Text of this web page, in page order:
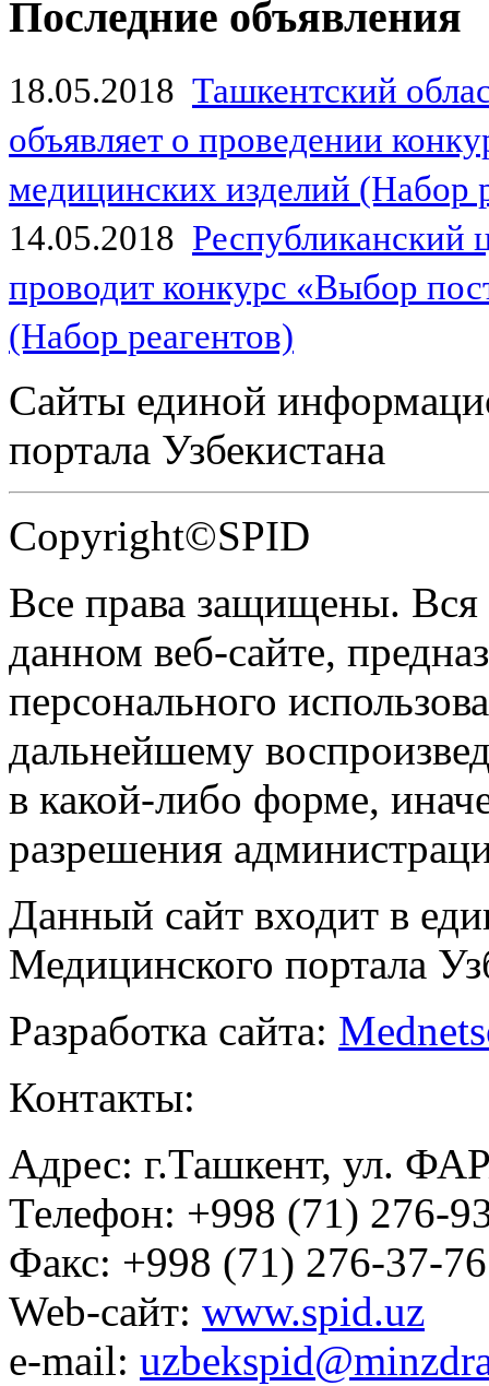
Последние объявления
18.05.2018 Ташкентский
объявляет о проведении
медицинских изделий (Набор
14.05.2018
проводит конкурс «Выбор
(Набор реагентов)
Сайты единой
портала Узбекистана
Copyright©SPID
Все права защищены.
данном веб-сайте,
персонального
дальнейшему
в какой-либо форме,
разрешения
Данный сайт входит в
Медицинского портала
Разработка сайта:
Контакты:
Адрес: г.Ташкент, ул.
Телефон: +998 (71) 276-
Факс: +998 (71) 276-37-76
Web-сайт: www.spid.uz
e-mail: